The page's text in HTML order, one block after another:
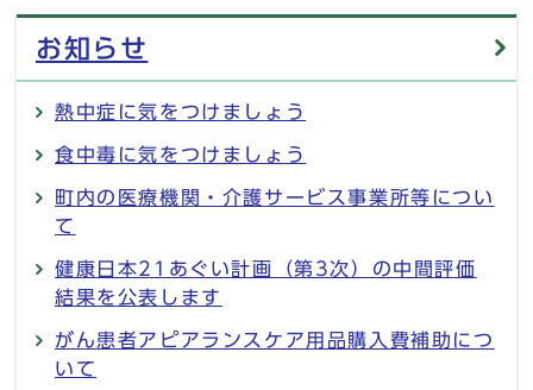
メインメニュー
お知らせ
熱中症に気をつけましょう
食中毒に気をつけましょう
町内の医療機関・介護サービス事業所等につい
て
健康日本21あぐい計画（第3次）の中間評価
結果を公表します
がん患者アピアランスケア用品購入費補助につ
いて